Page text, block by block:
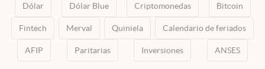
Dólar Dólar Blue Criptomonedas Bitcoin
Fintech Merval Quiniela Calendario de feriados
AFIP Paritarias Inversiones ANSES